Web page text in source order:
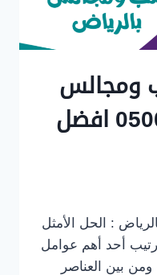
ومجالس
بالرياض 0500655982 افضل
: الحل الأمثل
أحد أهم عوامل
ومن بين العناصر